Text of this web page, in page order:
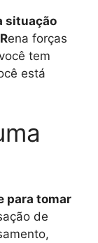
situação
ena forças
tem
está
para tomar
de